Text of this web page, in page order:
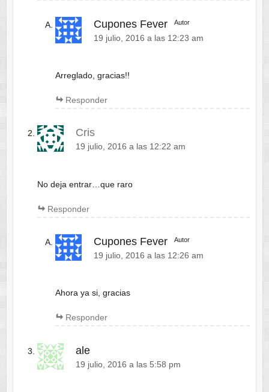
Cupones Fever Autor
19 julio, 2016 a las 12:23 am
Arreglado, gracias!!
Responder
Cris
19 julio, 2016 a las 12:22 am
No deja entrar…que raro
Responder
Cupones Fever Autor
19 julio, 2016 a las 12:26 am
Ahora ya si, gracias
Responder
ale
19 julio, 2016 a las 5:58 pm